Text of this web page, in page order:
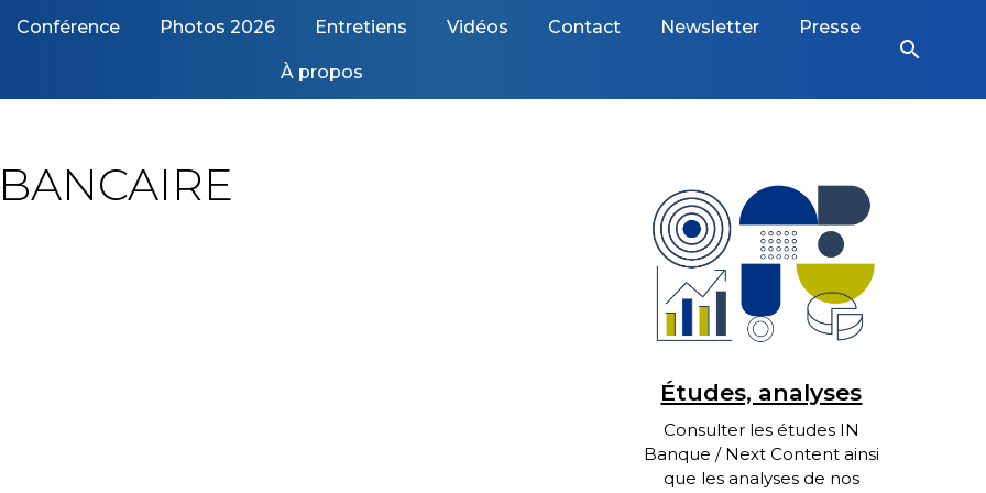
Conférence Photos 2026 Entretiens Vidéos Contact Newsletter Presse
À propos
search
Études, analyses
Consulter les études IN
Banque / Next Content ainsi
que les analyses de nos